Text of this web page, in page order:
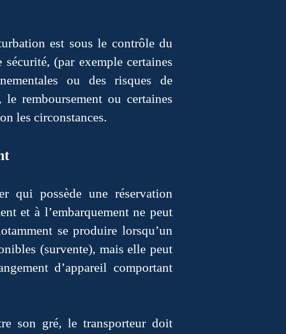
est sous le contrôle du
sécurité, (par exemple certaines
ou des risques de
remboursement ou certaines
les circonstances.
qui possède une réservation
et à l’embarquement ne peut
se produire lorsqu’un
(survente), mais elle peut
d’appareil comportant
son gré, le transporteur doit